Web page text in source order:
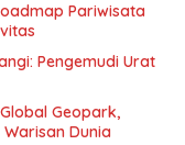
Pariwisata
Pengemudi Urat
Geopark,